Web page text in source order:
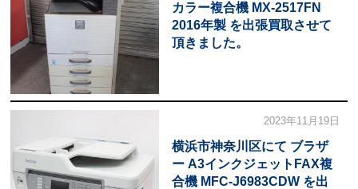
カラー複合機 MX-2517FN
2016年製 を出張買取させて
頂きました。
2023年11月19日
横浜市神奈川区にて ブラザ
ー A3インクジェットFAX複
合機 MFC-J6983CDW を出